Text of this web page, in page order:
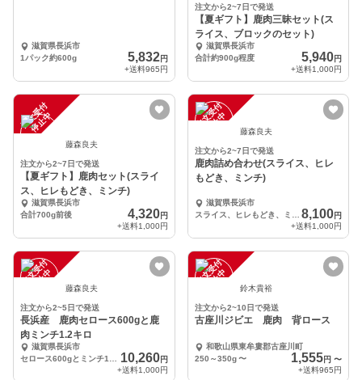
滋賀県長浜市
1パック約600g
5,832円
+送料965円
注文から2~7日で発送
【夏ギフト】鹿肉三昧セット(ス
ライス、ブロックのセット)
滋賀県長浜市
合計約900g程度
5,940円
+送料1,000円
注
文
受
付
停
止
中
藤森良夫
注文から2~7日で発送
【夏ギフト】鹿肉セット(スライ
ス、ヒレもどき、ミンチ)
滋賀県長浜市
合計700g前後
4,320円
+送料1,000円
注
文
受
付
停
止
中 藤森良夫
注文から2~7日で発送
鹿肉詰め合わせ(スライス、ヒレ
もどき、ミンチ)
滋賀県長浜市
8,100円
+送料1,000円
注
文
受
付
停
止
中 藤森良夫
注文から2~5日で発送
長浜産 鹿肉セロース600gと鹿
肉ミンチ1.2キロ
滋賀県長浜市
10,260円
+送料1,000円
注
文
受
付
停
止
中 鈴木貴裕
注文から2~10日で発送
古座川ジビエ 鹿肉 背ロース
和歌山県東牟婁郡古座川町
250～350g 〜 1,555円 〜
+送料965円